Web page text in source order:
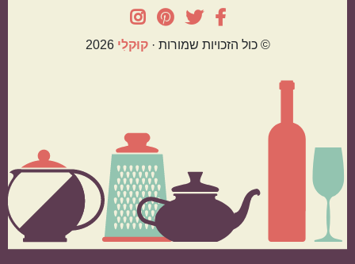
© כול הזכויות שמורות ·קוּקלִי 2026